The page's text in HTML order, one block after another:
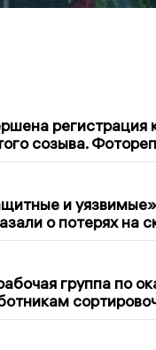
регистрация
созыва.
и
о потерях на
группа по